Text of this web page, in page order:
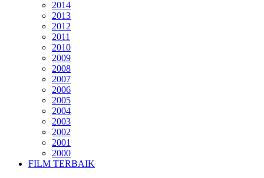
2014
2013
2012
2011
2010
2009
2008
2007
2006
2005
2004
2003
2002
2001
2000
FILM TERBAIK